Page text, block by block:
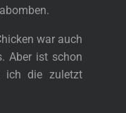
war auch
Aber ist schon
ich die zuletzt